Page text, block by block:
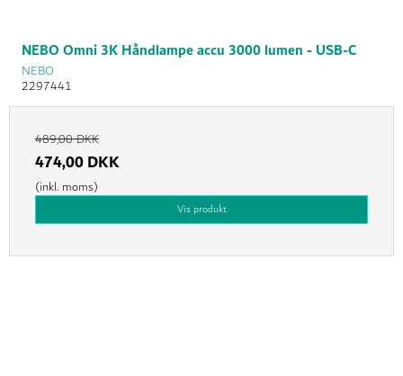
NEBO Omni 3K Håndlampe accu 3000 lumen - USB-C
NEBO
2297441
489,00 DKK
474,00 DKK
(inkl. moms)
Vis produkt